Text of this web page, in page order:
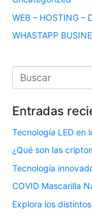
WEB – HOSTING –
WHASTAPP
Entradas
Tecnología LED en
¿Qué son las
Tecnología
COVID Mascarilla
Explora los